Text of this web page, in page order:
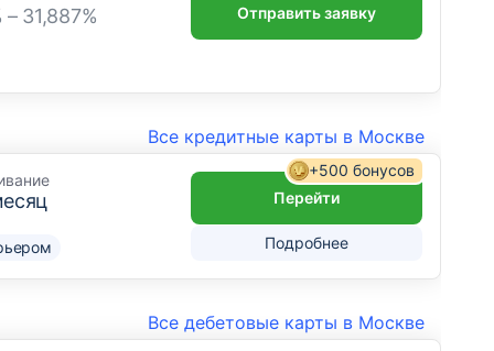
– 31,887% Отправить заявку
Все кредитные карты в Москве
Подробнее
+500 бонусов
Перейти
Все дебетовые карты в Москве